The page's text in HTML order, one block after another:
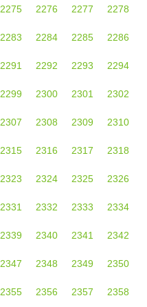
2275 2276 2277 2278
2283 2284 2285 2286
2291 2292 2293 2294
2299 2300 2301 2302
2307 2308 2309 2310
2315 2316 2317 2318
2323 2324 2325 2326
2331 2332 2333 2334
2339 2340 2341 2342
2347 2348 2349 2350
2355 2356 2357 2358